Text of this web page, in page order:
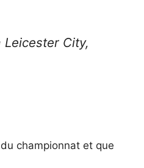
City,
championnat et que